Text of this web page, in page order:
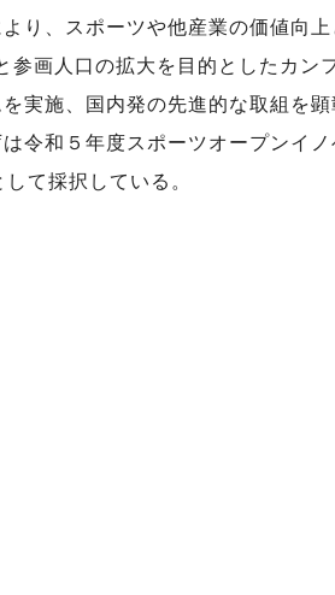
り、スポーツや他産業の価値向
画人口の拡大を目的としたカン
実施、国内発の先進的な取組を
令和５年度スポーツオープンイ
て採択している。